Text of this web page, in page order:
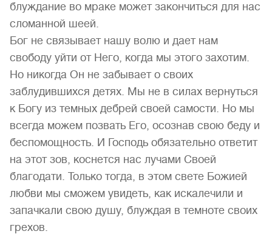
блуждание во мраке может закончиться для нас
сломанной шеей.
Бог не связывает нашу волю и дает нам
свободу уйти от Него, когда мы этого захотим.
Но никогда Он не забывает о своих
заблудившихся детях. Мы не в силах вернуться
к Богу из темных дебрей своей самости. Но мы
всегда можем позвать Его, осознав свою беду и
беспомощность. И Господь обязательно ответит
на этот зов, коснется нас лучами Своей
благодати. Только тогда, в этом свете Божией
любви мы сможем увидеть, как искалечили и
запачкали свою душу, блуждая в темноте своих
грехов.